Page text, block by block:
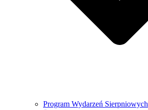
Program Wydarzeń Sierpniowych